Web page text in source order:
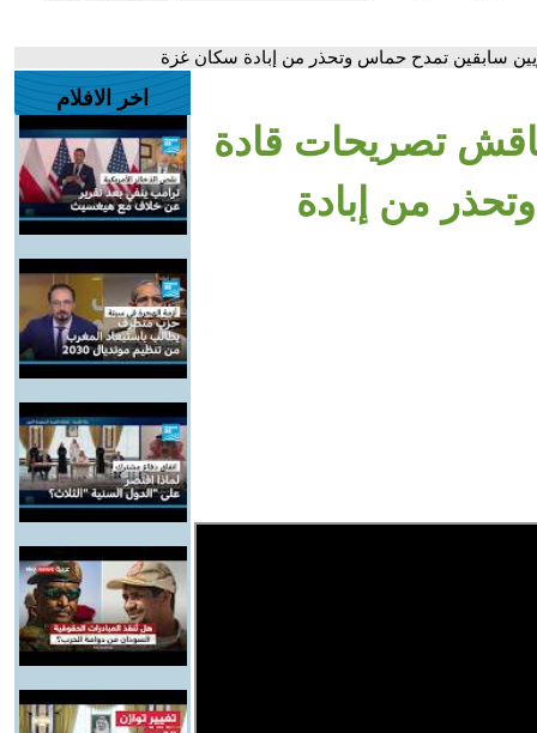
سابقين تمدح حماس وتحذر من إبادة سكان غزة
تصريحات قادة
من إبادة
اخر الافلام